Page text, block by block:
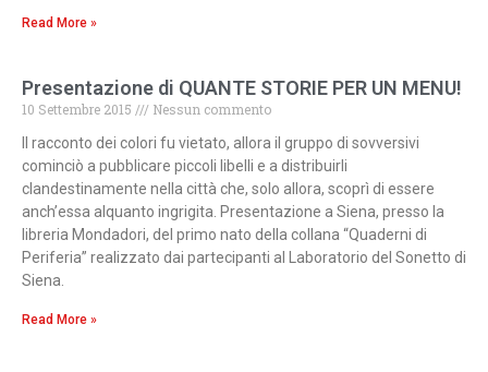
Read More »
Presentazione di QUANTE STORIE PER UN MENU!
10 Settembre 2015
Nessun commento
Il racconto dei colori fu vietato, allora il gruppo di sovversivi
cominciò a pubblicare piccoli libelli e a distribuirli
clandestinamente nella città che, solo allora, scoprì di essere
anch’essa alquanto ingrigita. Presentazione a Siena, presso la
libreria Mondadori, del primo nato della collana “Quaderni di
Periferia” realizzato dai partecipanti al Laboratorio del Sonetto di
Siena.
Read More »